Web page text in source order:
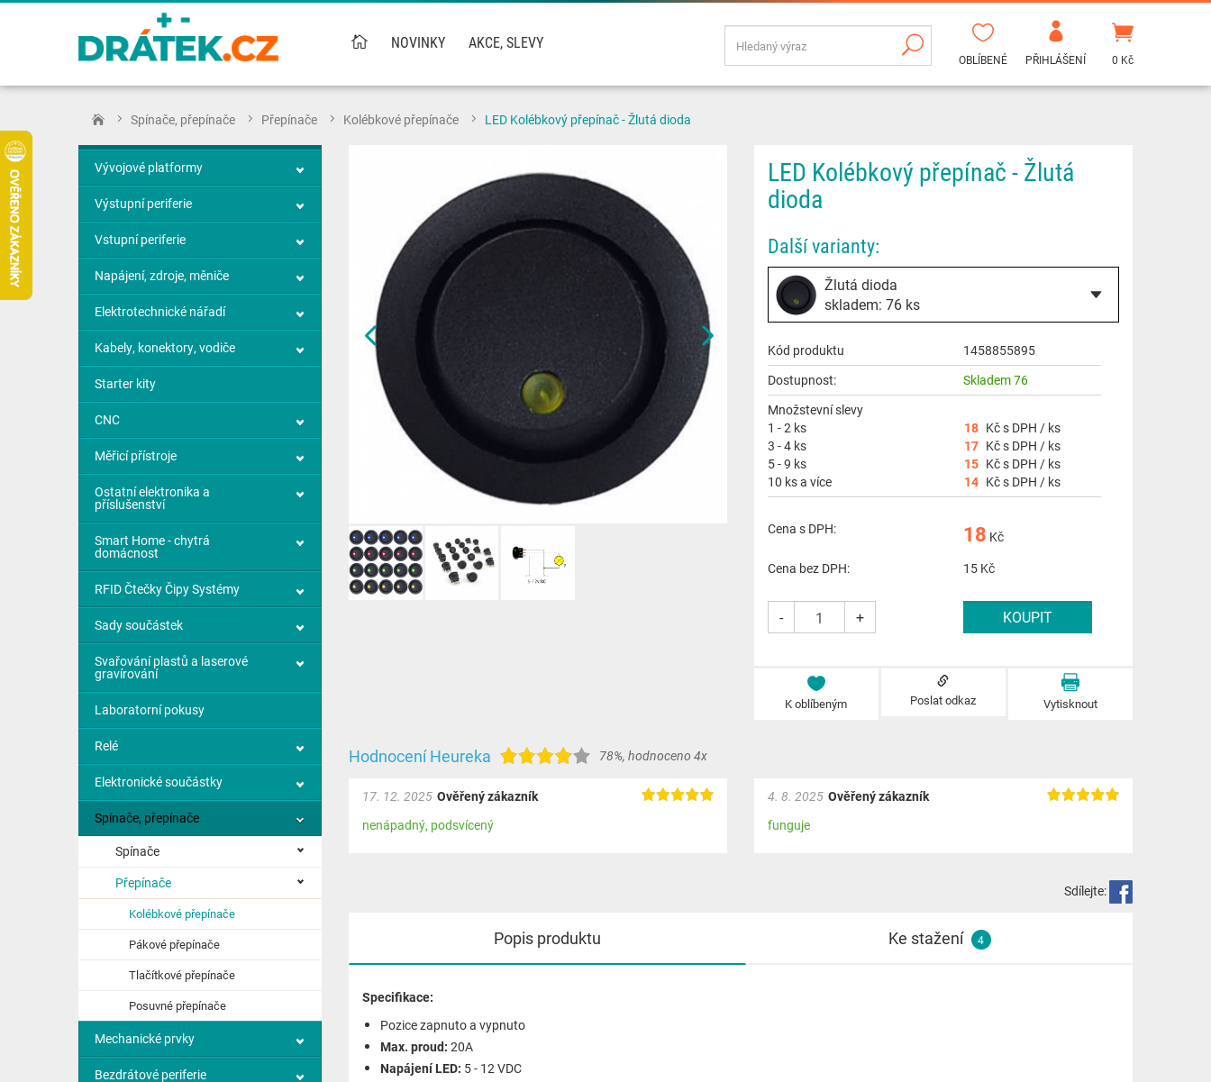
0 Kč
PŘIHLÁŠENÍ
OBLÍBENÉ
NOVINKY AKCE, SLEVY
Spínače, přepínače Přepínače Kolébkové přepínače LED Kolébkový přepínač - Žlutá dioda
LED Kolébkový přepínač - Žlutá
dioda
Další varianty:
Žlutá dioda
skladem: 76 ks
Kód produktu
1458855895
Dostupnost:
Skladem 76
Množstevní slevy
1 - 2 ks
18 Kč s DPH / ks
3 - 4 ks
17 Kč s DPH / ks
5 - 9 ks
15 Kč s DPH / ks
10 ks a více
14 Kč s DPH / ks
Cena s DPH: 18 Kč
Cena bez DPH:
15 Kč
- +
K oblíbeným Poslat odkaz Vytisknout
Hodnocení Heureka 78%, hodnoceno 4x
Ověřený zákazník
17. 12. 2025
nenápadný, podsvícený
Ověřený zákazník
4. 8. 2025
funguje
Sdílejte:
Popis produktu Ke stažení 4
Specifikace:
Pozice zapnuto a vypnuto
Max. proud: 20A
Napájení LED: 5 - 12 VDC
Vývojové platformy
Výstupní periferie
Vstupní periferie
Napájení, zdroje, měniče
Elektrotechnické nářadí
Kabely, konektory, vodiče
Starter kity
CNC
Měřicí přístroje
Ostatní elektronika a
příslušenství
Smart Home - chytrá
domácnost
RFID Čtečky Čipy Systémy
Sady součástek
Svařování plastů a laserové
gravírování
Laboratorní pokusy
Relé
Elektronické součástky
Spínače, přepínače
Spínače
Přepínače
Kolébkové přepínače
Pákové přepínače
Tlačítkové přepínače
Posuvné přepínače
Mechanické prvky
Bezdrátové periferie